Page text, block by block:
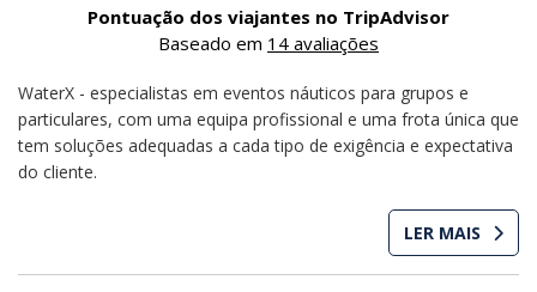
Pontuação dos viajantes no TripAdvisor
Baseado em 14 avaliações
WaterX - especialistas em eventos náuticos para grupos e
particulares, com uma equipa profissional e uma frota única que
tem soluções adequadas a cada tipo de exigência e expectativa
do cliente.
LER MAIS